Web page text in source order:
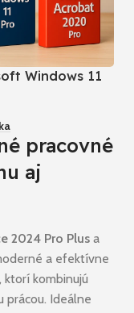
Windows 11
pracovné
aj
2024 Pro Plus a
a efektívne
kombinujú
prácou. Ideálne